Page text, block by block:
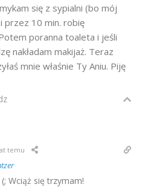
się z sypialni (bo mój
przez 10 min. robię
poranna toaleta i jeśli
nakładam makijaż. Teraz
mnie właśnie Ty Aniu. Piję
temu
Wciąż się trzymam!